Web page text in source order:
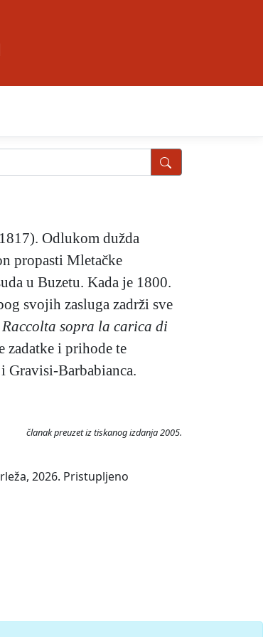
Odlukom dužda
propasti Mletačke
u Buzetu. Kada je 1800.
svojih zasluga zadrži sve
Raccolta sopra la carica di
zadatke i prihode te
Gravisi-Barbabianca.
članak preuzet iz tiskanog izdanja 2005.
2026. Pristupljeno